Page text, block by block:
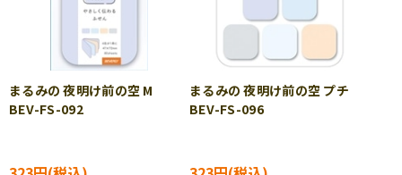
まるみの 夜明け前の空 M
BEV-FS-092
まるみの 夜明け前の空 プチ
BEV-FS-096